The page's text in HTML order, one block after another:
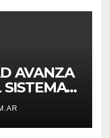
AVANZA
SISTEMA